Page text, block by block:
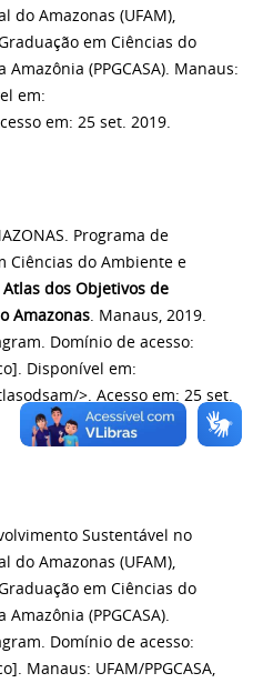
do Amazonas (UFAM),
em Ciências do
(PPGCASA). Manaus:
em:
em: 25 set. 2019.
Programa de
Ciências do Ambiente e
Atlas dos Objetivos de
Amazonas. Manaus, 2019.
Domínio de acesso:
Disponível em:
>. Acesso em: 25 set.
Sustentável no
do Amazonas (UFAM),
em Ciências do
(PPGCASA).
Domínio de acesso:
Manaus: UFAM/PPGCASA,